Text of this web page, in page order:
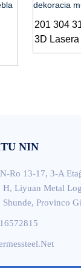
201 304
3D
NIN
Ro 13-17, 3-A
Liyuan Metal
Provinco